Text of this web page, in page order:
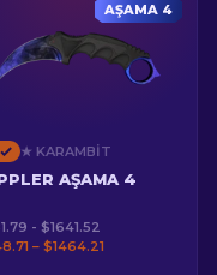
AŞAMA 4
★ KARAMBIT
AŞAMA 4
- $1641.52
– $1464.21